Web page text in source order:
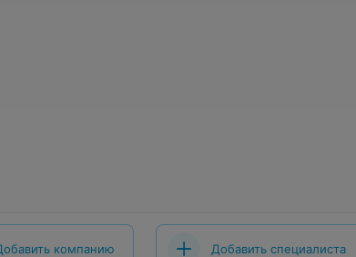
компанию Добавить специалиста